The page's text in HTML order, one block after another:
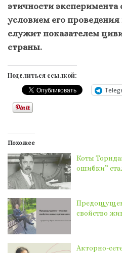
этичности
условием его проведения
служит показателем
страны.
Поделиться ссылкой:
Похожее
Коты
ошибки”
свойство
Акторно-